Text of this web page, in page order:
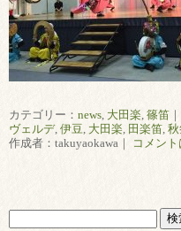
カテゴリー： news 大田楽 篠笛
ヴェルデ, 伊豆 大田楽 田楽笛 秋
作成者：takuyaokawa｜
コメン